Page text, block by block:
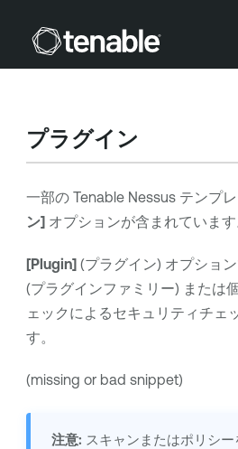
メインコンテンツ
プラグイン
一部の Tenable Nessusテンプ
ン]オプションが含まれています
[Plugin](プラグイン) オプション
(プラグインファミリー) または
ェックによるセキュリティチェ
す。
(missing or bad snippet)
注意: スキャンまたはポリシ